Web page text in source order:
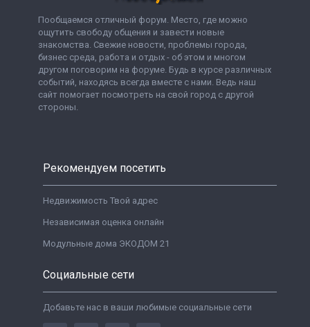
Пообщаемся отличный форум. Место, где можно
ощутить свободу общения и завести новые
знакомства. Свежие новости, проблемы города,
бизнес среда, работа и отдых - об этом и многом
другом поговорим на форуме. Будь в курсе различных
событий, находясь всегда вместе с нами. Ведь наш
сайт помогает посмотреть на свой город с другой
стороны.
Рекомендуем посетить
Недвижимость Твой адрес
Независимая оценка онлайн
Модульные дома ЭКОДОМ 21
Социальные сети
Добавьте нас в ваши любимые социальные сети